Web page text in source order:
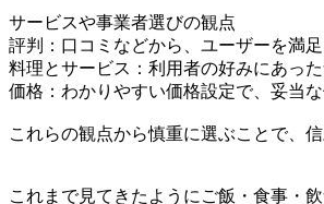
サービスや事業者選びの観点
評判：口コミなどから、ユーザーを満
料理とサービス：利用者の好みにあっ
価格：わかりやすい価格設定で、妥当
これらの観点から慎重に選ぶことで、
これまで見てきたようにご飯・食事・